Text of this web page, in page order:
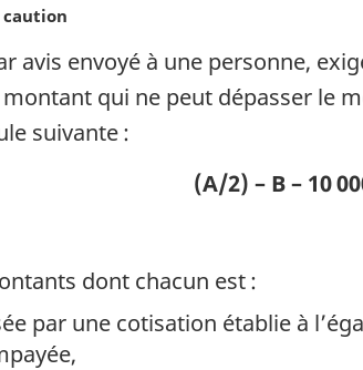
caution
avis envoyé à une personne,
qui ne peut dépasser le
suivante :
(A/2) – B – 10
dont chacun est :
par une cotisation établie à